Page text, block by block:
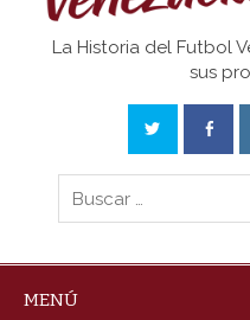
La Historia del Futbol
sus
MENÚ